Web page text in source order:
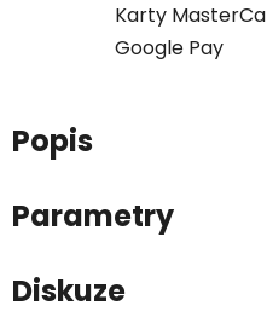
Karty
Google Pay
Popis
Parametry
Diskuze